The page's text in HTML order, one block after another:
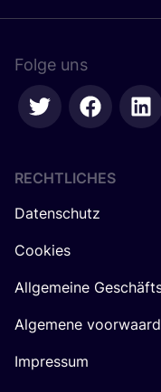
Folge uns
RECHTLICHES
Datenschutz
Cookies
Allgemeine
Algemene
Impressum